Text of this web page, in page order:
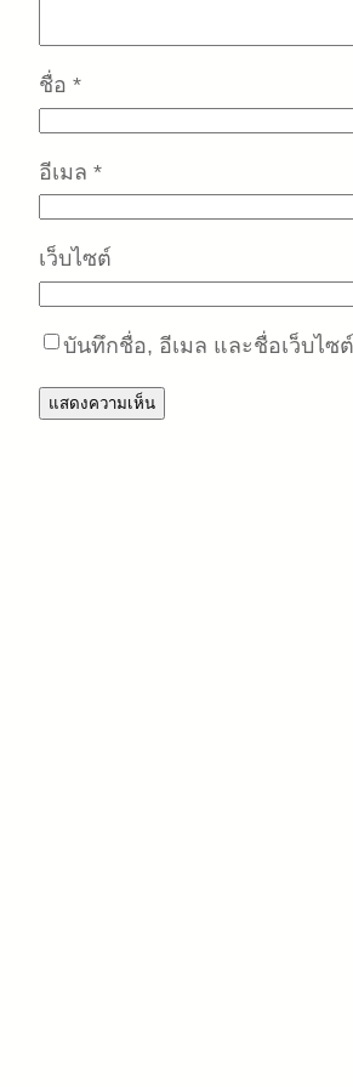
ชื่อ *
อีเมล *
เว็บไซต์
บันทึกชื่อ, อีเมล และชื่อเว็บไซ